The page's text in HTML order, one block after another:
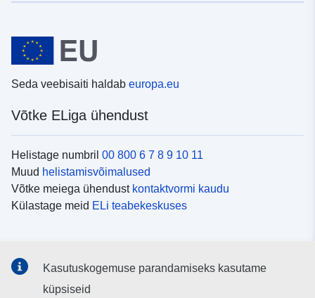
Seda veebisaiti haldab europa.eu
Võtke ELiga ühendust
Helistage numbril 00 800 6 7 8 9 10 11
Muud helistamisvõimalused
Võtke meiega ühendust kontaktvormi kaudu
Külastage meid ELi teabekeskuses
Otsige ELi teavet
Kasutuskogemuse parandamiseks kasutame
küpsiseid